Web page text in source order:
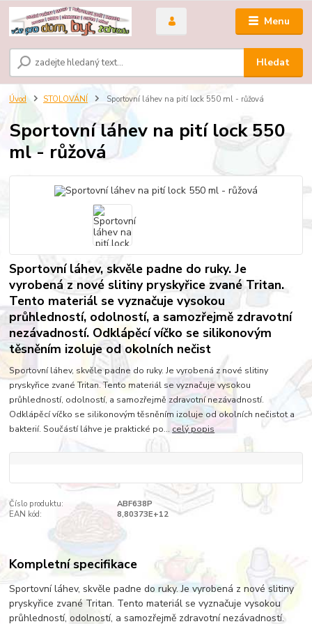
Menu
Hledat
Úvod STOLOVÁNÍ Sportovní láhev na pití lock 550 ml - růžová
Sportovní láhev na pití lock 550
ml - růžová
Sportovní láhev, skvěle padne do ruky. Je
vyrobená z nové slitiny pryskyřice zvané Tritan.
Tento materiál se vyznačuje vysokou
průhledností, odolností, a samozřejmě zdravotní
nezávadností. Odklápěcí víčko se silikonovým
těsněním izoluje od okolních nečist
Sportovní láhev, skvěle padne do ruky. Je vyrobená z nové slitiny
pryskyřice zvané Tritan. Tento materiál se vyznačuje vysokou
průhledností, odolností, a samozřejmě zdravotní nezávadností.
Odklápěcí víčko se silikonovým těsněním izoluje od okolních nečistot a
bakterií. Součástí láhve je praktické po... celý popis
Číslo produktu:
ABF638P
EAN kód:
8,80373E+12
Kompletní specifikace
Sportovní láhev, skvěle padne do ruky. Je vyrobená z nové slitiny
pryskyřice zvané Tritan. Tento materiál se vyznačuje vysokou
průhledností, odolností, a samozřejmě zdravotní nezávadností.